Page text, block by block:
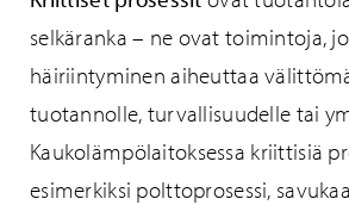
selkäranka – ne ovat toimintoja,
häiriintyminen aiheuttaa
tuotannolle, turvallisuudelle tai
Kaukolämpölaitoksessa kriittisiä
esimerkiksi polttoprosessi,